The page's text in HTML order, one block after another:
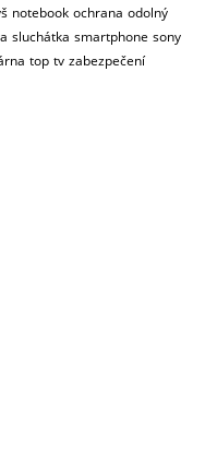
notebook ochrana odolný
sluchátka smartphone sony
top tv zabezpečení